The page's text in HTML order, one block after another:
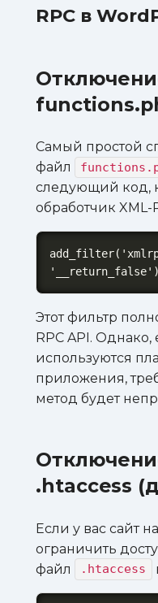
RPC в
Самый простой
файл
следующий код,
обработчик XML-
Этот фильтр
RPC API. Однако,
используются
приложения,
метод будет
.htaccess
Если у вас сайт
ограничить
файл
.htaccess